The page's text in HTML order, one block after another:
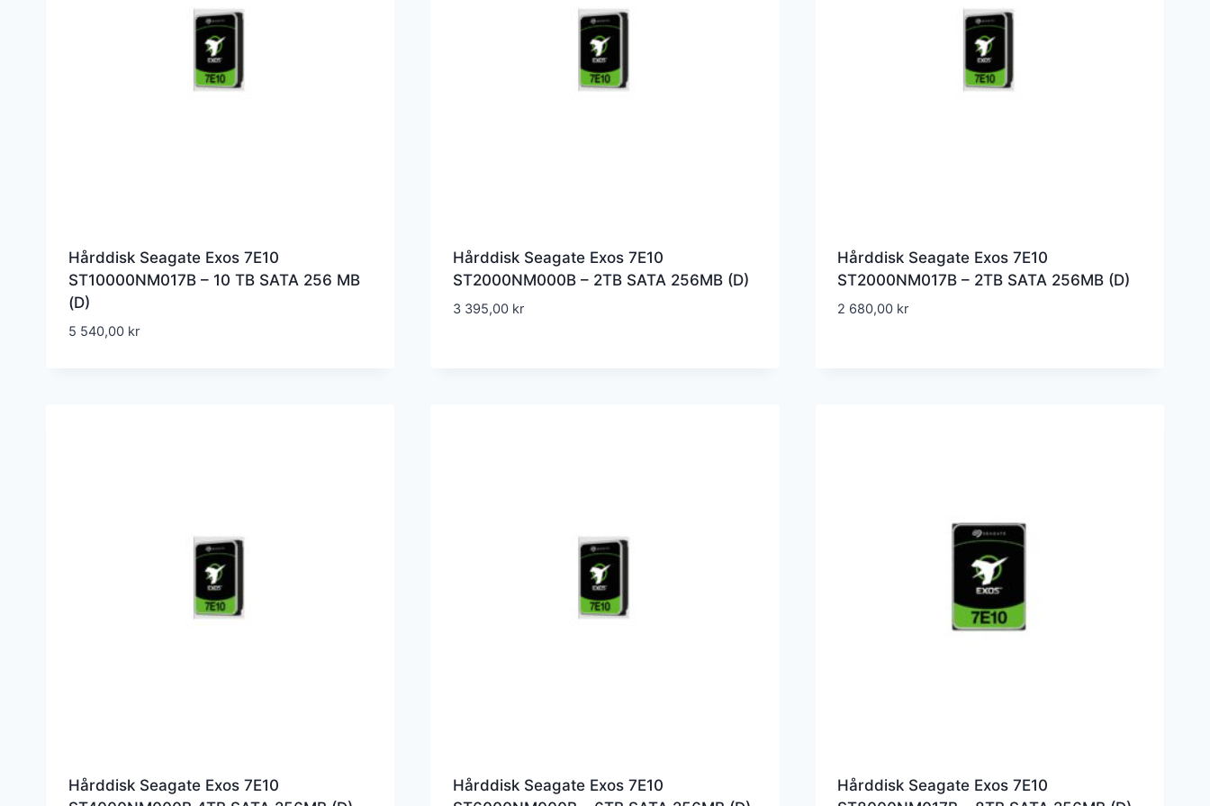
Hårddisk Seagate Exos 7E10
ST10000NM017B – 10 TB SATA 256 MB
(D)
5 540,00 kr
Hårddisk Seagate Exos 7E10
ST2000NM000B – 2TB SATA 256MB (D)
3 395,00 kr
Hårddisk Seagate Exos 7E10
ST2000NM017B – 2TB SATA 256MB (D)
2 680,00 kr
Hårddisk Seagate Exos 7E10
Hårddisk Seagate Exos 7E10
Hårddisk Seagate Exos 7E10